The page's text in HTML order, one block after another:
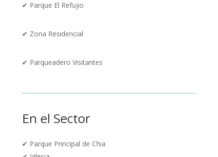
✔ Parque El Refujio
✔ Zona Residencial
✔ Parqueadero Visitantes
En el Sector
✔ Parque Principal de Chia